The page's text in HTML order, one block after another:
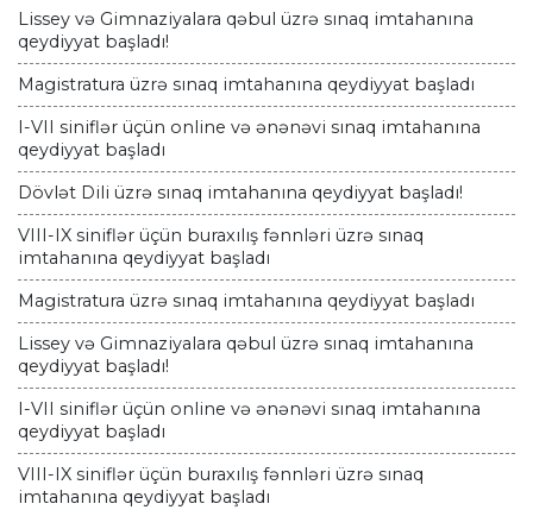
Lissey və Gimnaziyalara qəbul üzrə sınaq imtahanına
qeydiyyat başladı!
Magistratura üzrə sınaq imtahanına qeydiyyat başladı
I-VII siniflər üçün online və ənənəvi sınaq imtahanına
qeydiyyat başladı
Dövlət Dili üzrə sınaq imtahanına qeydiyyat başladı!
VIII-IX siniflər üçün buraxılış fənnləri üzrə sınaq
imtahanına qeydiyyat başladı
Magistratura üzrə sınaq imtahanına qeydiyyat başladı
Lissey və Gimnaziyalara qəbul üzrə sınaq imtahanına
qeydiyyat başladı!
I-VII siniflər üçün online və ənənəvi sınaq imtahanına
qeydiyyat başladı
VIII-IX siniflər üçün buraxılış fənnləri üzrə sınaq
imtahanına qeydiyyat başladı